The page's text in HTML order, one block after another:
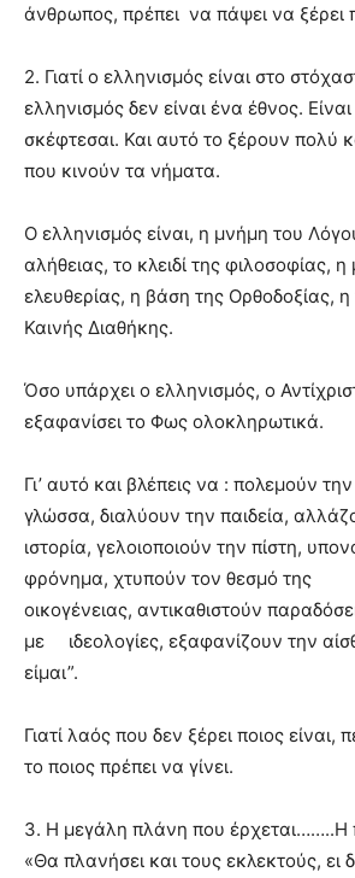
άνθρωπος, πρέπει να πάψει να ξέρει
2. Γιατί ο ελληνισμός είναι στο
ελληνισμός δεν είναι ένα έθνος.
σκέφτεσαι. Και αυτό το ξέρουν πολύ
που κινούν τα νήματα.
Ο ελληνισμός είναι, η μνήμη του
αλήθειας, το κλειδί της φιλοσοφίας,
ελευθερίας, η βάση της Ορθοδοξίας,
Καινής Διαθήκης.
Όσο υπάρχει ο ελληνισμός, ο
εξαφανίσει το Φως ολοκληρωτικά.
Γι’ αυτό και βλέπεις να : πολεμούν
γλώσσα, διαλύουν την παιδεία,
ιστορία, γελοιοποιούν την πίστη,
φρόνημα, χτυπούν τον θεσμό της
οικογένειας, αντικαθιστούν
με ιδεολογίες, εξαφανίζουν την
είμαι”.
Γιατί λαός που δεν ξέρει ποιος είναι,
το ποιος πρέπει να γίνει.
3. Η μεγάλη πλάνη που έρχεται……..Η
«Θα πλανήσει και τους εκλεκτούς, ει